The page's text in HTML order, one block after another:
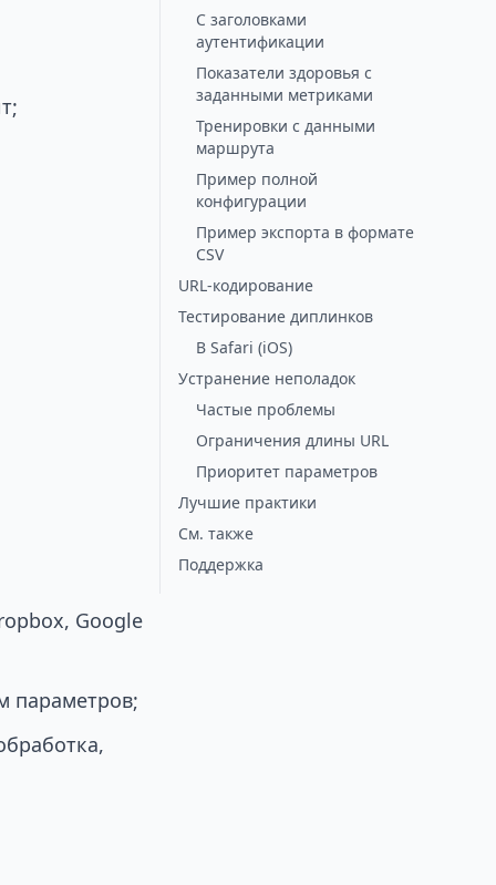
Google
параметров;
С заголовками
аутентификации
Показатели здоровья с
заданными метриками
Тренировки с данными
маршрута
Пример полной
конфигурации
Пример экспорта в формате
CSV
URL-кодирование
Тестирование диплинков
В Safari (iOS)
Устранение неполадок
Частые проблемы
Ограничения длины URL
Приоритет параметров
Лучшие практики
См. также
Поддержка